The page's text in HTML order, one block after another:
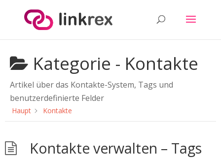
Kategorie - Kontakte
Artikel über das Kontakte-System, Tags und
benutzerdefinierte Felder
Haupt Kontakte
Kontakte verwalten – Tags